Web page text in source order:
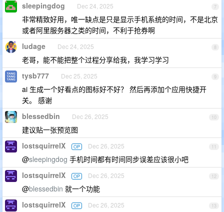
7
sleepingdog Dec 24, 2025
非常精致好用，唯一缺点是只是显示手机系统的时间，不是北京
或者阿里服务器之类的时间，不利于抢券啊
8
ludage Dec 24, 2025
老哥，能不能把整个过程分享给我，我学习学习
9
tysb777 Dec 25, 2025
ai 生成一个好看点的图标好不好？ 然后再添加个应用快捷开
关。 感谢
10
blessedbin Dec 26, 2025
建议贴一张预览图
11
lostsquirrelX OP Dec 26, 2025
@sleepingdog 手机时间都有时间同步误差应该很小吧
12
lostsquirrelX OP Dec 26, 2025
@blessedbin 就一个功能
13
lostsquirrelX OP Dec 26, 2025